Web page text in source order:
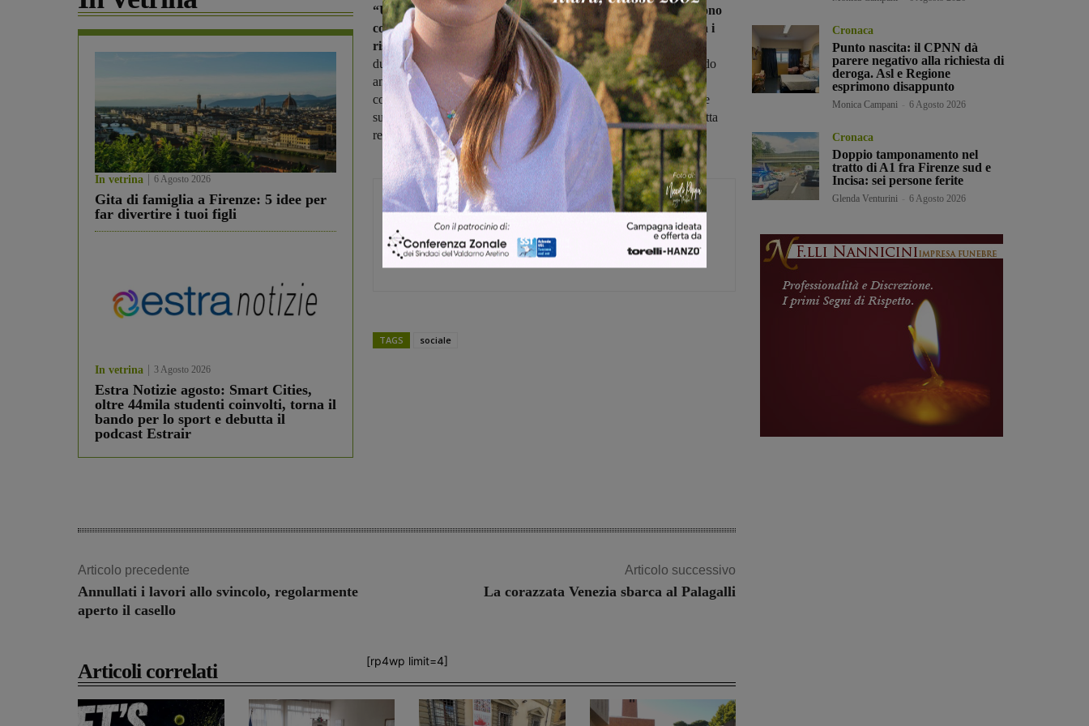
In vetrina 6 Agosto 2026
Gita di famiglia a Firenze: 5 idee per
far divertire i tuoi figli
In vetrina 3 Agosto 2026
Estra Notizie agosto: Smart Cities,
oltre 44mila studenti coinvolti, torna il
bando per lo sport e debutta il
podcast Estrair
“Un ringraziamento va a tutti gli operatori che ogni giorno sono
coinvolti nelle attività con impegno ed entusiasmo” commenta i
risultati Elettra Pellegrino della direzione di presidio
durante il periodo Covid le attività sono state mantenute, ampliando
anche le attività di televisita per le visite di controllo, mantenendo
costante la presa in carico dei pazienti e intervenendo prontamente
sulle problematiche emergenti. Le attività sono organizzate in stretta
relazione agli ambulatori del Palagi.
Glenda Venturini
Capo redattore
TAGS sociale
Articolo precedente
Annullati i lavori allo svincolo, regolarmente
aperto il casello
Articolo successivo
La corazzata Venezia sbarca al Palagalli
[rp4wp limit=4]
Articoli correlati
Cronaca
Punto nascita: il CPNN dà
parere negativo alla richiesta di
deroga. Asl e Regione
esprimono disappunto
Monica Campani 6 Agosto 2026
Cronaca
Doppio tamponamento nel
tratto di A1 fra Firenze sud e
Incisa: sei persone ferite
Glenda Venturini 6 Agosto 2026